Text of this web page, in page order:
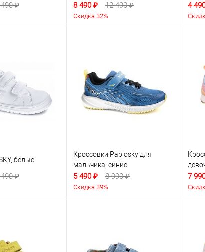
₽ 8 490 ₽ 12 490 ₽
Скидка 32%
4
белые
₽
Кроссовки Pablosky для
мальчика, синие
5 490 ₽ 8 990 ₽
Скидка 39%
7